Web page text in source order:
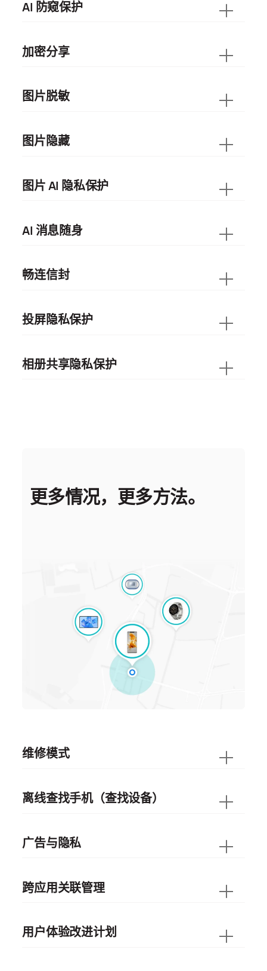
AI 防窥保护
加密分享
图片脱敏
图片隐藏
图片 AI 隐私保护
AI 消息随身
畅连信封
投屏隐私保护
相册共享隐私保护
更多情况，更多方法。
维修模式
离线查找手机（查找设备）
广告与隐私
跨应用关联管理
用户体验改进计划